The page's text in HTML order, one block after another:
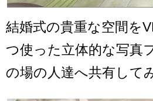
結婚式の貴重な空間を
つ使った立体的な写真
の場の人達へ共有して